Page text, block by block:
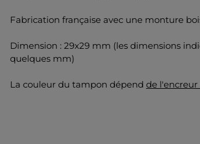
Fabrication française avec une monture
Dimension : 29x29 mm (les dimensions
quelques mm)
La couleur du tampon dépend de l'encreur